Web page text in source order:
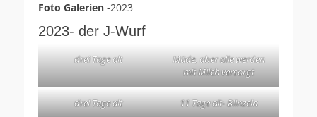
Foto Galerien -2023
2023- der J-Wurf
drei Tage alt
Müde, aber alle werden
mit Milch versorgt
drei Tage alt 11 Tage alt- Blinzeln